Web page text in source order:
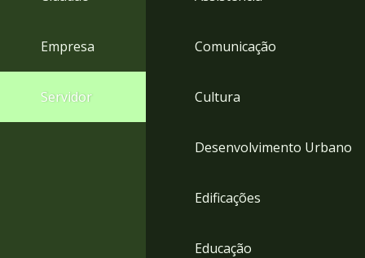
Empresa
Servidor
Comunicação
Cultura
Desenvolvimento Urbano
Edificações
Educação